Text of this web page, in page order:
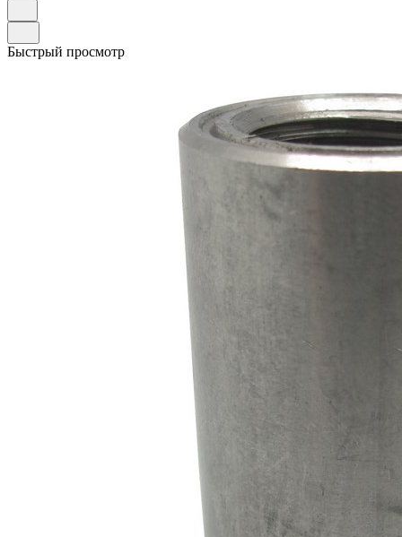
Быстрый просмотр